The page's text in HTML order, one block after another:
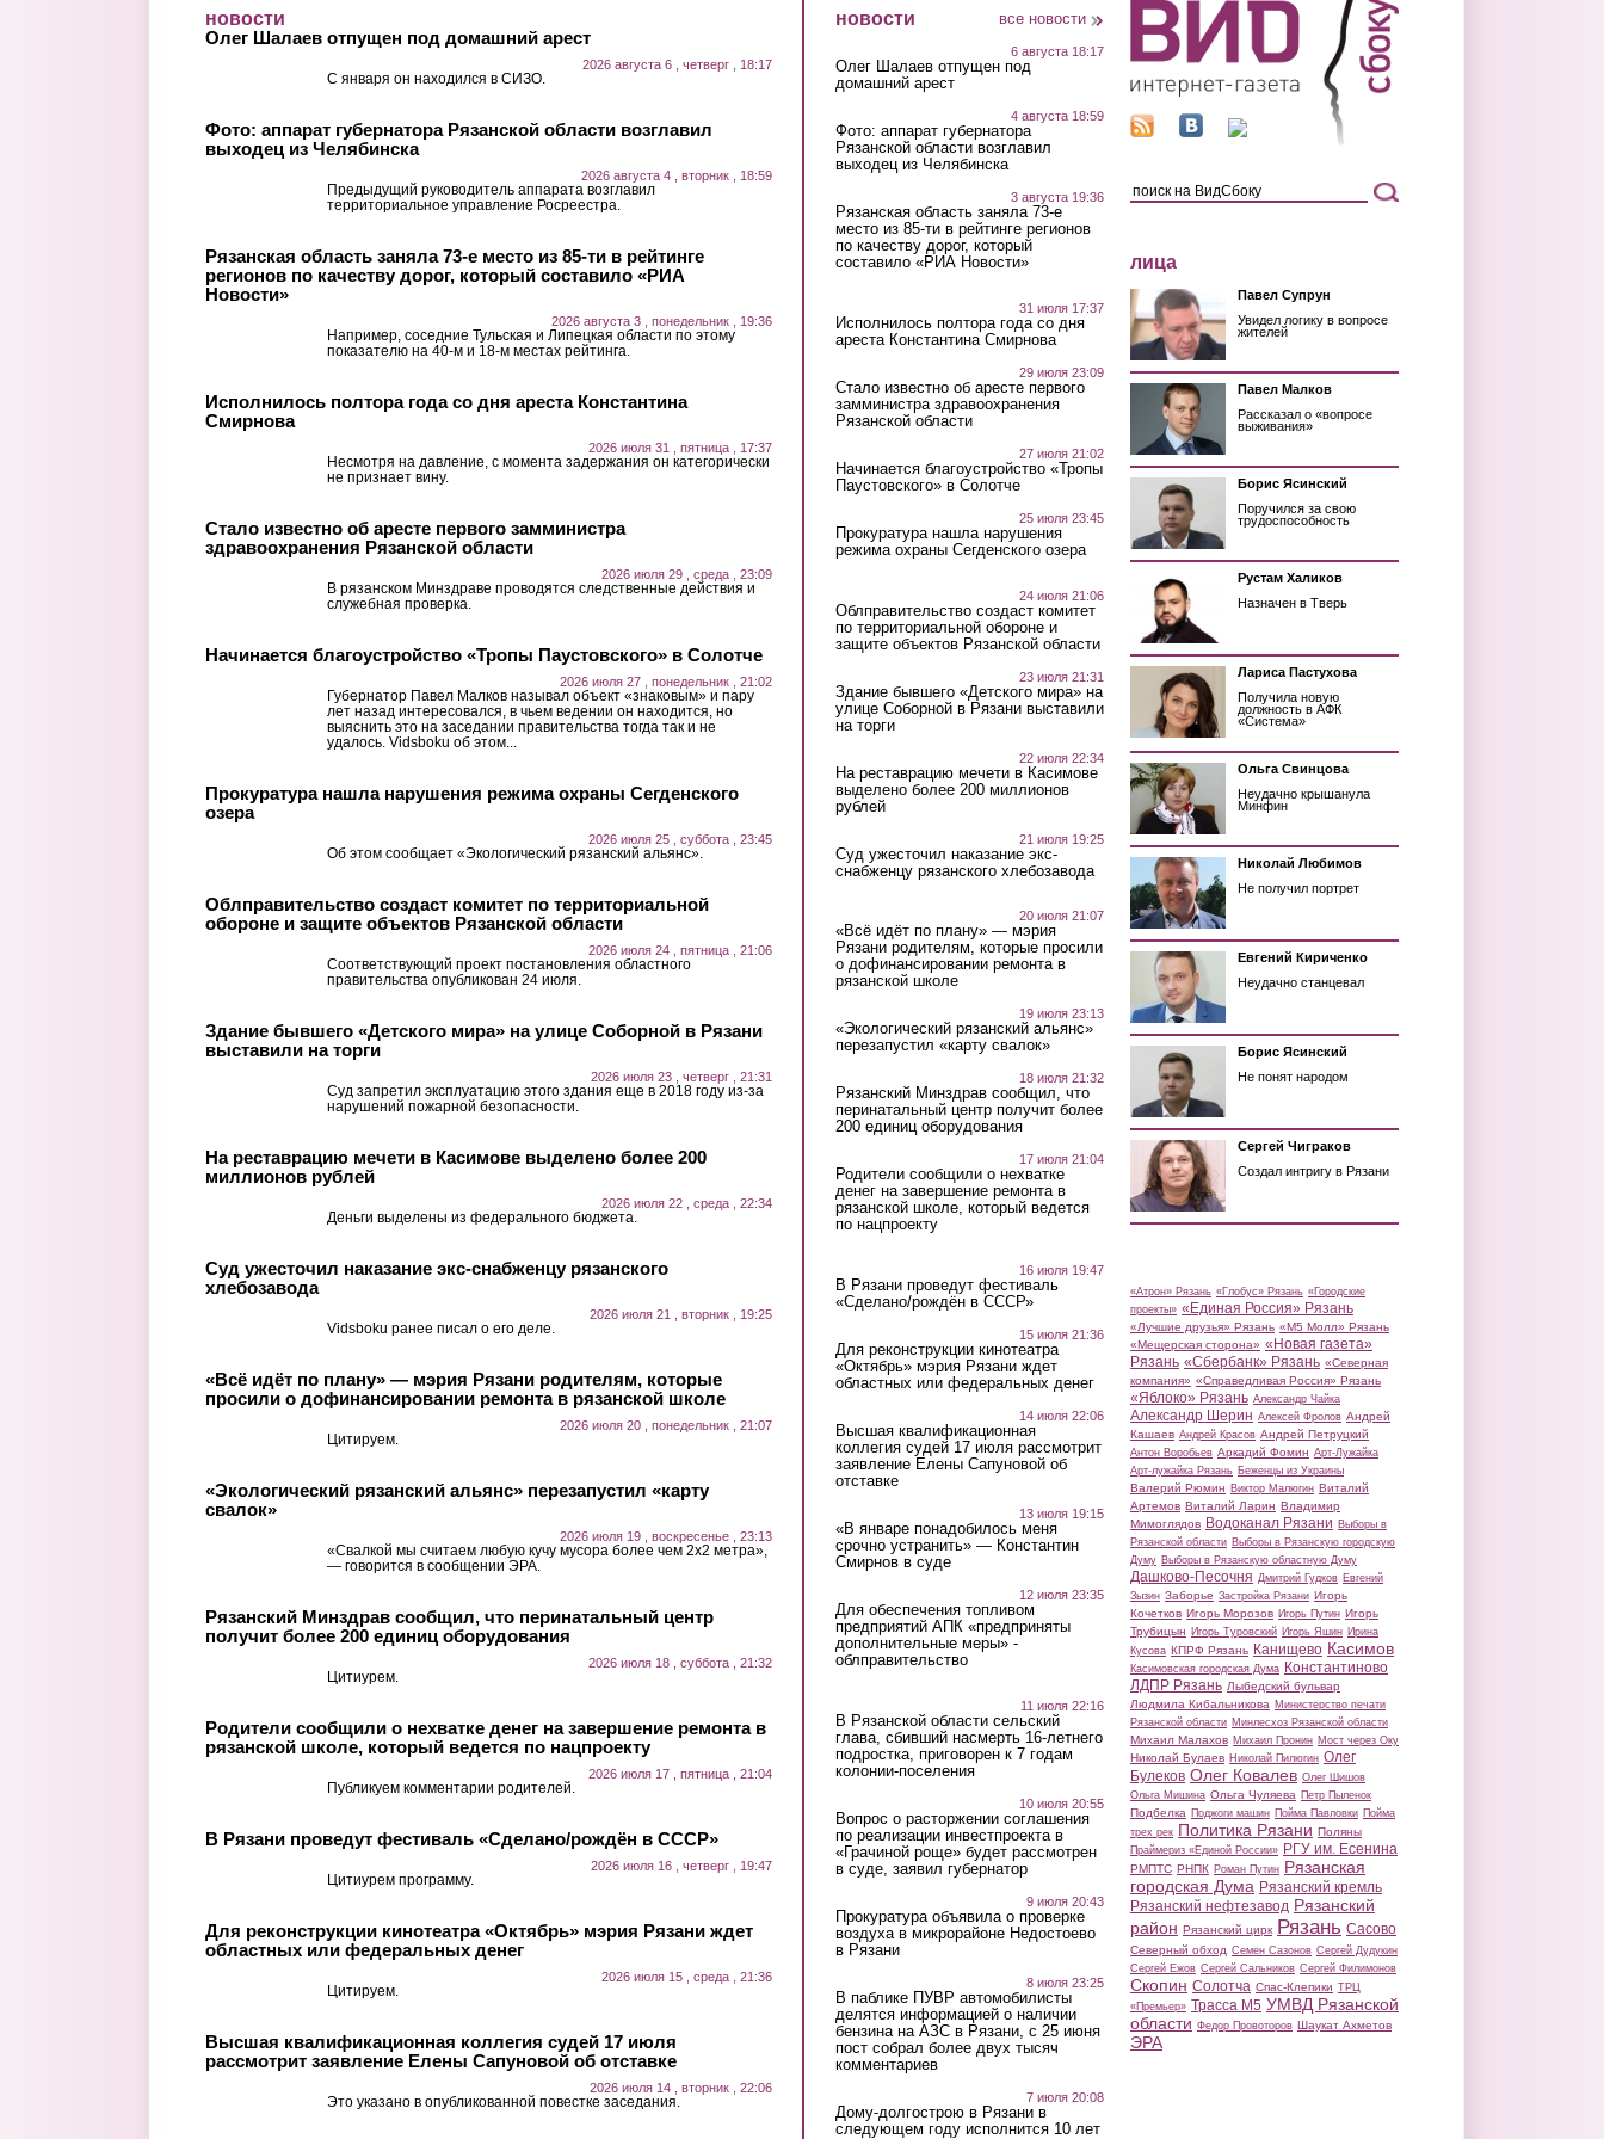
новости
Олег Шалаев отпущен под домашний арест
2026 августа 6 , четверг , 18:17
С января он находился в СИЗО.
Фото: аппарат губернатора Рязанской области возглавил
выходец из Челябинска
2026 августа 4 , вторник , 18:59
Предыдущий руководитель аппарата возглавил
территориальное управление Росреестра.
Рязанская область заняла 73-е место из 85-ти в рейтинге
регионов по качеству дорог, который составило «РИА
Новости»
2026 августа 3 , понедельник , 19:36
Например, соседние Тульская и Липецкая области по этому
показателю на 40-м и 18-м местах рейтинга.
Исполнилось полтора года со дня ареста Константина
Смирнова
2026 июля 31 , пятница , 17:37
Несмотря на давление, с момента задержания он категорически
не признает вину.
Стало известно об аресте первого замминистра
здравоохранения Рязанской области
2026 июля 29 , среда , 23:09
В рязанском Минздраве проводятся следственные действия и
служебная проверка.
Начинается благоустройство «Тропы Паустовского» в Солотче
2026 июля 27 , понедельник , 21:02
Губернатор Павел Малков называл объект «знаковым» и пару
лет назад интересовался, в чьем ведении он находится, но
выяснить это на заседании правительства тогда так и не
удалось. Vidsboku об этом...
Прокуратура нашла нарушения режима охраны Сегденского
озера
2026 июля 25 , суббота , 23:45
Об этом сообщает «Экологический рязанский альянс».
Облправительство создаст комитет по территориальной
обороне и защите объектов Рязанской области
2026 июля 24 , пятница , 21:06
Соответствующий проект постановления областного
правительства опубликован 24 июля.
Здание бывшего «Детского мира» на улице Соборной в Рязани
выставили на торги
2026 июля 23 , четверг , 21:31
Суд запретил эксплуатацию этого здания еще в 2018 году из-за
нарушений пожарной безопасности.
На реставрацию мечети в Касимове выделено более 200
миллионов рублей
2026 июля 22 , среда , 22:34
Деньги выделены из федерального бюджета.
Суд ужесточил наказание экс-снабженцу рязанского
хлебозавода
2026 июля 21 , вторник , 19:25
Vidsboku ранее писал о его деле.
«Всё идёт по плану» — мэрия Рязани родителям, которые
просили о дофинансировании ремонта в рязанской школе
2026 июля 20 , понедельник , 21:07
Цитируем.
«Экологический рязанский альянс» перезапустил «карту
свалок»
2026 июля 19 , воскресенье , 23:13
«Свалкой мы считаем любую кучу мусора более чем 2х2 метра»,
— говорится в сообщении ЭРА.
Рязанский Минздрав сообщил, что перинатальный центр
получит более 200 единиц оборудования
2026 июля 18 , суббота , 21:32
Цитиурем.
Родители сообщили о нехватке денег на завершение ремонта в
рязанской школе, который ведется по нацпроекту
2026 июля 17 , пятница , 21:04
Публикуем комментарии родителей.
В Рязани проведут фестиваль «Сделано/рождён в СССР»
2026 июля 16 , четверг , 19:47
Цитиурем программу.
Для реконструкции кинотеатра «Октябрь» мэрия Рязани ждет
областных или федеральных денег
2026 июля 15 , среда , 21:36
Цитируем.
Высшая квалификационная коллегия судей 17 июля
рассмотрит заявление Елены Сапуновой об отставке
2026 июля 14 , вторник , 22:06
Это указано в опубликованной повестке заседания.
новости все новости
6 августа 18:17
Олег Шалаев отпущен под
домашний арест
4 августа 18:59
Фото: аппарат губернатора
Рязанской области возглавил
выходец из Челябинска
3 августа 19:36
Рязанская область заняла 73-е
место из 85-ти в рейтинге регионов
по качеству дорог, который
составило «РИА Новости»
31 июля 17:37
Исполнилось полтора года со дня
ареста Константина Смирнова
29 июля 23:09
Стало известно об аресте первого
замминистра здравоохранения
Рязанской области
27 июля 21:02
Начинается благоустройство «Тропы
Паустовского» в Солотче
25 июля 23:45
Прокуратура нашла нарушения
режима охраны Сегденского озера
24 июля 21:06
Облправительство создаст комитет
по территориальной обороне и
защите объектов Рязанской области
23 июля 21:31
Здание бывшего «Детского мира» на
улице Соборной в Рязани выставили
на торги
22 июля 22:34
На реставрацию мечети в Касимове
выделено более 200 миллионов
рублей
21 июля 19:25
Суд ужесточил наказание экс-
снабженцу рязанского хлебозавода
20 июля 21:07
«Всё идёт по плану» — мэрия
Рязани родителям, которые просили
о дофинансировании ремонта в
рязанской школе
19 июля 23:13
«Экологический рязанский альянс»
перезапустил «карту свалок»
18 июля 21:32
Рязанский Минздрав сообщил, что
перинатальный центр получит более
200 единиц оборудования
17 июля 21:04
Родители сообщили о нехватке
денег на завершение ремонта в
рязанской школе, который ведется
по нацпроекту
16 июля 19:47
В Рязани проведут фестиваль
«Сделано/рождён в СССР»
15 июля 21:36
Для реконструкции кинотеатра
«Октябрь» мэрия Рязани ждет
областных или федеральных денег
14 июля 22:06
Высшая квалификационная
коллегия судей 17 июля рассмотрит
заявление Елены Сапуновой об
отставке
13 июля 19:15
«В январе понадобилось меня
срочно устранить» — Константин
Смирнов в суде
12 июля 23:35
Для обеспечения топливом
предприятий АПК «предприняты
дополнительные меры» -
облправительство
11 июля 22:16
В Рязанской области сельский
глава, сбивший насмерть 16-летнего
подростка, приговорен к 7 годам
колонии-поселения
10 июля 20:55
Вопрос о расторжении соглашения
по реализации инвестпроекта в
«Грачиной роще» будет рассмотрен
в суде, заявил губернатор
9 июля 20:43
Прокуратура объявила о проверке
воздуха в микрорайоне Недостоево
в Рязани
8 июля 23:25
В паблике ПУВР автомобилисты
делятся информацией о наличии
бензина на АЗС в Рязани, с 25 июня
пост собрал более двух тысяч
комментариев
7 июля 20:08
Дому-долгострою в Рязани в
следующем году исполнится 10 лет
лица
Павел Супрун
Увидел логику в вопросе
жителей
Павел Малков
Рассказал о «вопросе
выживания»
Борис Ясинский
Поручился за свою
трудоспособность
Рустам Халиков
Назначен в Тверь
Лариса Пастухова
Получила новую
должность в АФК
«Система»
Ольга Свинцова
Неудачно крышанула
Минфин
Николай Любимов
Не получил портрет
Евгений Кириченко
Неудачно станцевал
Борис Ясинский
Не понят народом
Сергей Чиграков
Создал интригу в Рязани
«Атрон» Рязань «Глобус» Рязань «Городские
проекты» «Единая Россия» Рязань
«Лучшие друзья» Рязань «М5 Молл» Рязань
«Мещерская сторона» «Новая газета»
Рязань «Сбербанк» Рязань «Северная
компания» «Справедливая Россия» Рязань
«Яблоко» Рязань Александр Чайка
Александр Шерин Алексей Фролов Андрей
Кашаев Андрей Красов Андрей Петруцкий
Антон Воробьев Аркадий Фомин Арт-Лужайка
Арт-лужайка Рязань Беженцы из Украины
Валерий Рюмин Виктор Малюгин Виталий
Артемов Виталий Ларин Владимир
Мимоглядов Водоканал Рязани Выборы в
Рязанской области Выборы в Рязанскую городскую
Думу Выборы в Рязанскую областную Думу
Дашково-Песочня Дмитрий Гудков Евгений
Зызин Заборье Застройка Рязани Игорь
Кочетков Игорь Морозов Игорь Путин Игорь
Трубицын Игорь Туровский Игорь Яшин Ирина
Кусова КПРФ Рязань Канищево Касимов
Касимовская городская Дума Константиново
ЛДПР Рязань Лыбедский бульвар
Людмила Кибальникова Министерство печати
Рязанской области Минлесхоз Рязанской области
Михаил Малахов Михаил Пронин Мост через Оку
Николай Булаев Николай Пилюгин Олег
Булеков Олег Ковалев Олег Шишов
Ольга Мишина Ольга Чуляева Петр Пыленок
Подбелка Поджоги машин Пойма Павловки Пойма
трех рек Политика Рязани Поляны
Праймериз «Единой России» РГУ им. Есенина
РМПТС РНПК Роман Путин Рязанская
городская Дума Рязанский кремль
Рязанский нефтезавод Рязанский
район Рязанский цирк Рязань Сасово
Северный обход Семен Сазонов Сергей Дудукин
Сергей Ежов Сергей Сальников Сергей Филимонов
Скопин Солотча Спас-Клепики ТРЦ
«Премьер» Трасса М5 УМВД Рязанской
области Федор Провоторов Шаукат Ахметов
ЭРА